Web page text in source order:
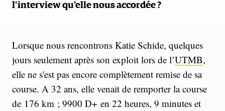
l’interview qu’elle nous accordée ?
Lorsque nous rencontrons Katie Schide, quelques
jours seulement après son exploit lors de l’UTMB,
elle ne s'est pas encore complètement remise de sa
course. A 32 ans, elle venait de remporter la course
de 176 km ; 9900 D+ en 22 heures, 9 minutes et